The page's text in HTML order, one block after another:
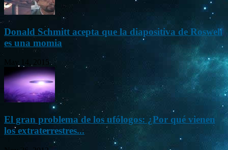
Donald Schmitt acepta que la diapositiva de Roswell
es una momia
May 14, 2015
El gran problema de los ufólogos: ¿Por qué vienen
los extraterrestres...